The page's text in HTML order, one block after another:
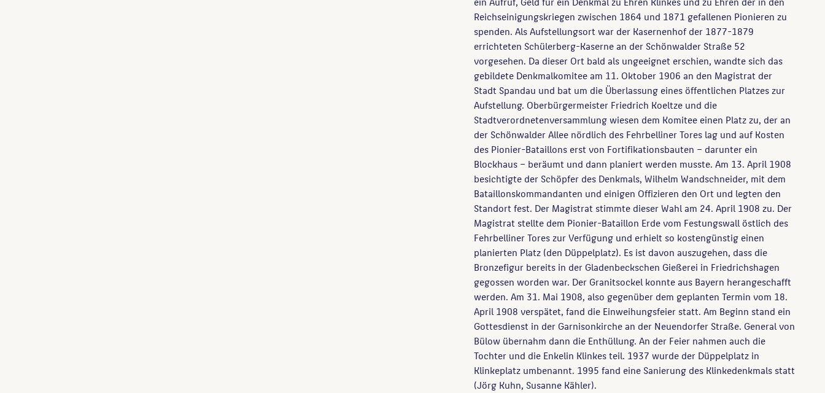
Reichseinigungskriegen zwischen 1864 und 1871 gefallenen Pionieren zu
spenden. Als Aufstellungsort war der Kasernenhof der 1877-1879
errichteten Schülerberg-Kaserne an der Schönwalder Straße 52
vorgesehen. Da dieser Ort bald als ungeeignet erschien, wandte sich das
gebildete Denkmalkomitee am 11. Oktober 1906 an den Magistrat der
Stadt Spandau und bat um die Überlassung eines öffentlichen Platzes zur
Aufstellung. Oberbürgermeister Friedrich Koeltze und die
Stadtverordnetenversammlung wiesen dem Komitee einen Platz zu, der an
der Schönwalder Allee nördlich des Fehrbelliner Tores lag und auf Kosten
des Pionier-Bataillons erst von Fortifikationsbauten – darunter ein
Blockhaus – beräumt und dann planiert werden musste. Am 13. April 1908
besichtigte der Schöpfer des Denkmals, Wilhelm Wandschneider, mit dem
Bataillonskommandanten und einigen Offizieren den Ort und legten den
Standort fest. Der Magistrat stimmte dieser Wahl am 24. April 1908 zu. Der
Magistrat stellte dem Pionier-Bataillon Erde vom Festungswall östlich des
Fehrbelliner Tores zur Verfügung und erhielt so kostengünstig einen
planierten Platz (den Düppelplatz). Es ist davon auszugehen, dass die
Bronzefigur bereits in der Gladenbeckschen Gießerei in Friedrichshagen
gegossen worden war. Der Granitsockel konnte aus Bayern herangeschafft
werden. Am 31. Mai 1908, also gegenüber dem geplanten Termin vom 18.
April 1908 verspätet, fand die Einweihungsfeier statt. Am Beginn stand ein
Gottesdienst in der Garnisonkirche an der Neuendorfer Straße. General von
Bülow übernahm dann die Enthüllung. An der Feier nahmen auch die
Tochter und die Enkelin Klinkes teil. 1937 wurde der Düppelplatz in
Klinkeplatz umbenannt. 1995 fand eine Sanierung des Klinkedenkmals statt
(Jörg Kuhn, Susanne Kähler).